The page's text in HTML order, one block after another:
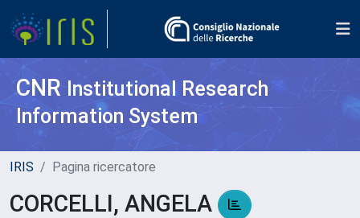
CNR Institutional Research
Information System
IRIS Pagina ricercatore
CORCELLI, ANGELA